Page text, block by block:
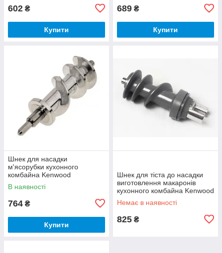
602 ₴
Купити
689 ₴
Купити
Шнек для насадки
м'ясорубки кухонного
комбайна Kenwood
KAX950ME KW715880
В наявності
764 ₴
Купити
Шнек для тіста до насадки
виготовлення макаронів
кухонного комбайна Kenwood
KW716200
Немає в наявності
825 ₴